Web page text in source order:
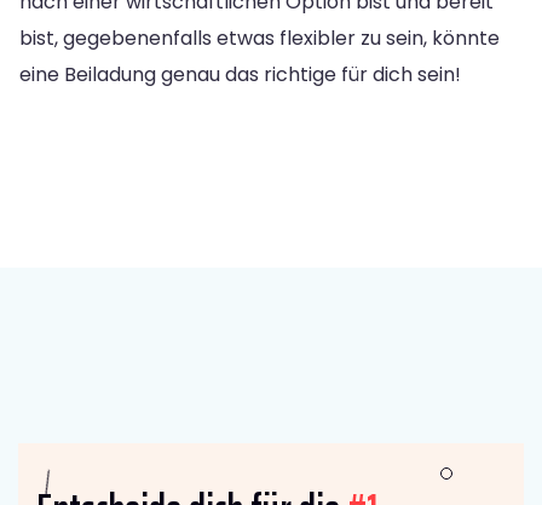
bist, gegebenenfalls etwas flexibler zu sein, könnte
eine Beiladung genau das richtige für dich sein!